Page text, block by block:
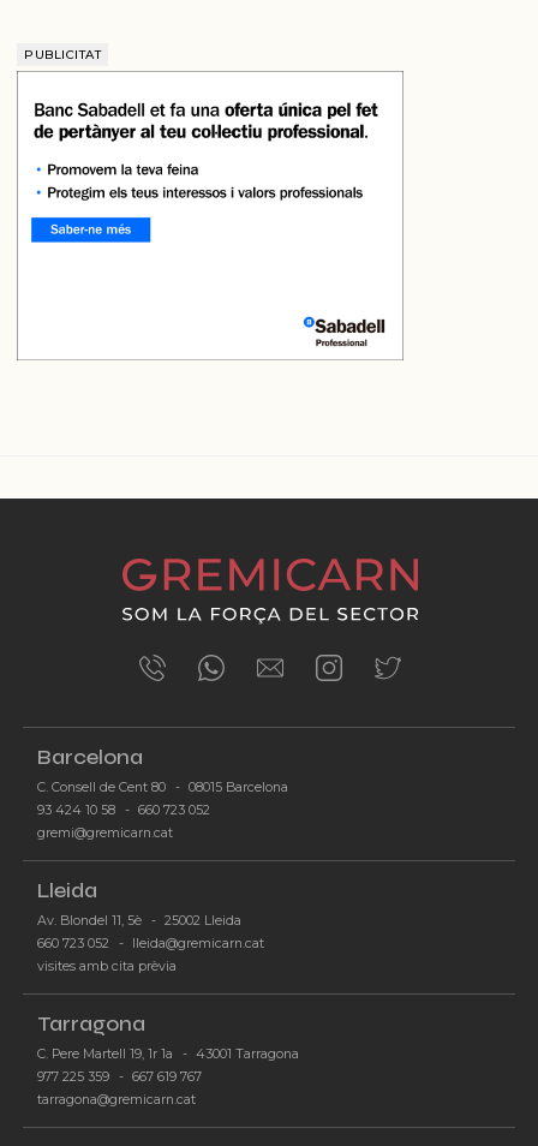
ÚLTIMES NOTÍCIES
PUBLICITAT
Barcelona
C. Consell de Cent 80 - 08015 Barcelona
93 424 10 58
-
660 723 052
-
gremi@gremicarn.cat